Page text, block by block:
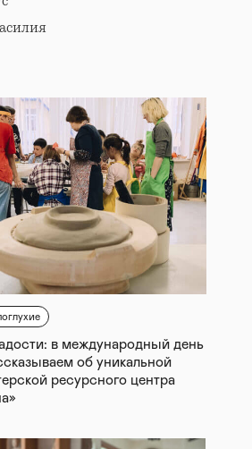
в международный день
об уникальной
ресурсного центра